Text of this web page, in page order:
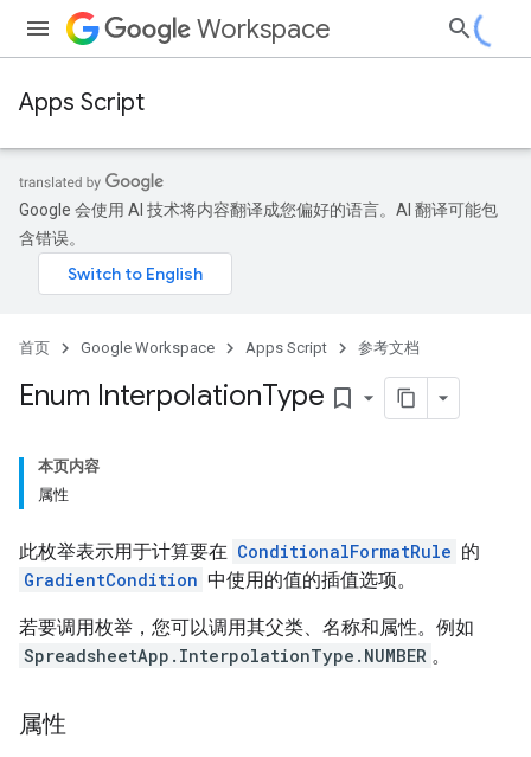
Workspace
Apps Script
Google 会使用 AI 技术将内容翻译成您偏好的语言。AI 翻译可能包
含错误。
首页 Google Workspace Apps Script 参考文档
Enum InterpolationType bookmark_border
本页内容
属性
此枚举表示用于计算要在 ConditionalFormatRule 的
GradientCondition 中使用的值的插值选项。
若要调用枚举，您可以调用其父类、名称和属性。例如
SpreadsheetApp.InterpolationType.NUMBER 。
属性